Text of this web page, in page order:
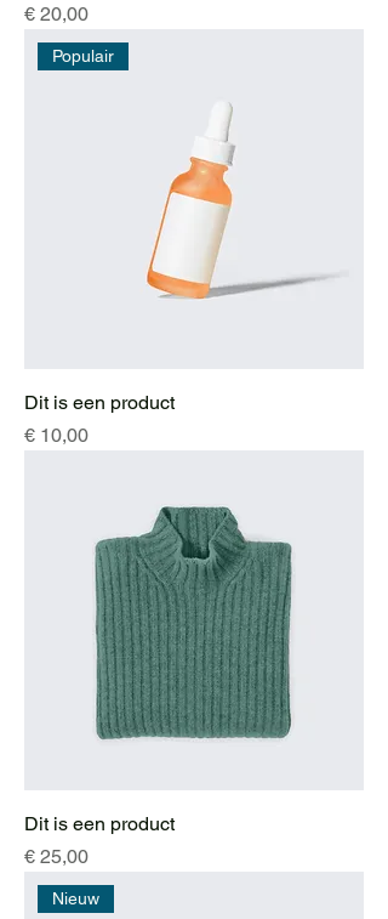
Prijs
€ 20,00
Populair
Dit is een product
Prijs
€ 10,00
Dit is een product
Prijs
€ 25,00
Nieuw